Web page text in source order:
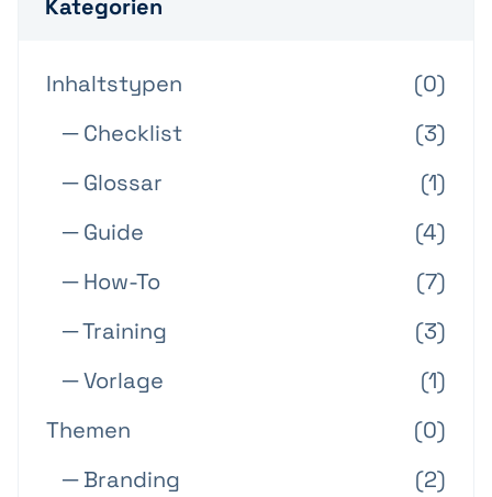
Kategorien
Inhaltstypen
(0)
─ Checklist
(3)
─ Glossar
(1)
─ Guide
(4)
─ How-To
(7)
─ Training
(3)
─ Vorlage
(1)
Themen
(0)
─ Branding
(2)